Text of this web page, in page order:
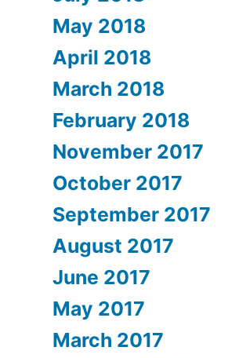
May 2018
April 2018
March 2018
February 2018
November 2017
October 2017
September 2017
August 2017
June 2017
May 2017
March 2017